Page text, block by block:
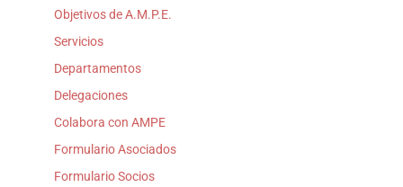
Objetivos de A.M.P.E.
Servicios
Departamentos
Delegaciones
Colabora con AMPE
Formulario Asociados
Formulario Socios